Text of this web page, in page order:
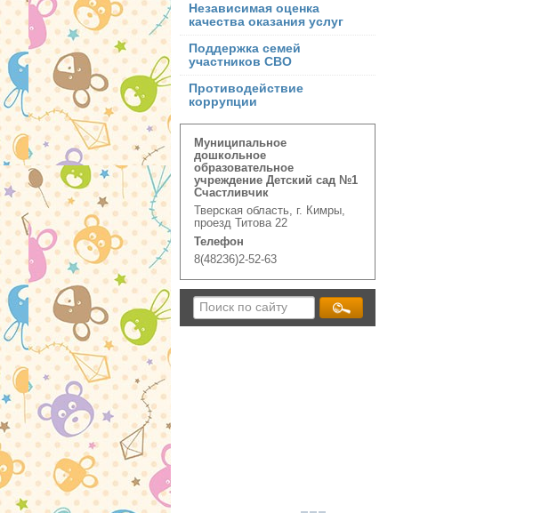
Независимая оценка
качества оказания услуг
Поддержка семей
участников СВО
Противодействие
коррупции
Муниципальное
дошкольное
образовательное
учреждение Детский сад №1
Счастливчик
Тверская область, г. Кимры,
проезд Титова 22
Телефон
8(48236)2-52-63